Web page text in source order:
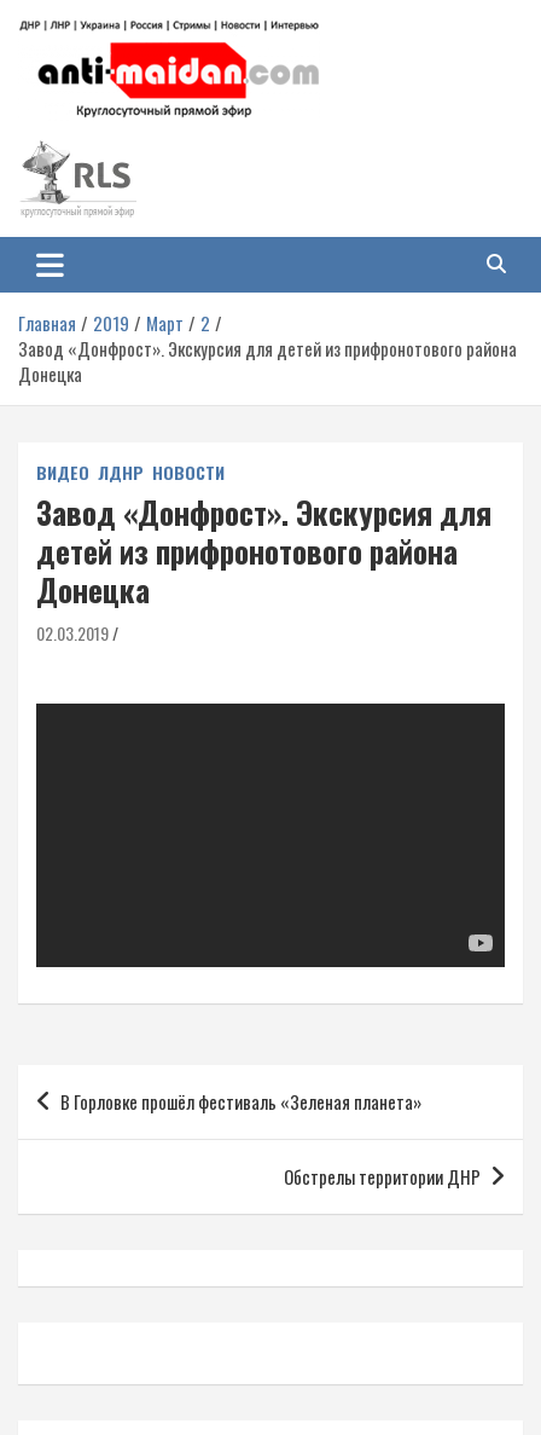
содержимому
Антимайдан: Гражданская война
на Украине
гражданской войне на Украине, включая события в Новороссии, ДНР,
ЛНР и других регионах.
Главная 2019 Март
2
Завод «Донфрост». Экскурсия для детей из прифронотового района
Донецка
ВИДЕО ЛДНР НОВОСТИ
Завод «Донфрост». Экскурсия для
детей из прифронотового района
Донецка
02.03.2019
Навигация
по
В Горловке прошёл фестиваль «Зеленая планета»
Обстрелы территории ДНР